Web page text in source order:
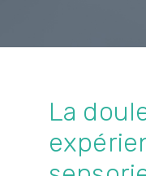
La